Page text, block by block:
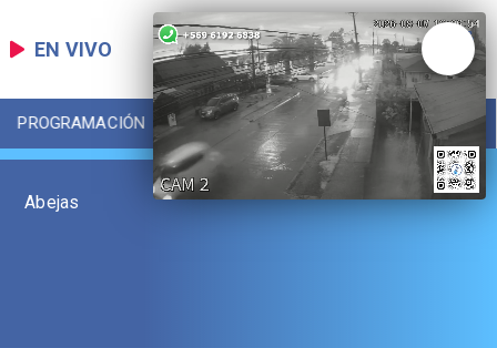
EN VIVO
PROGRAMACIÓN LOCAL DEPORTES
Abejas